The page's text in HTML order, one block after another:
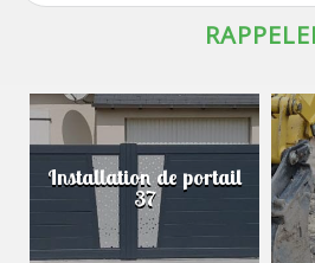
Installation de portail
37